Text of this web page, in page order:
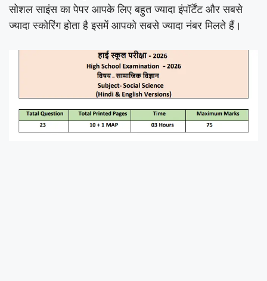
सोशल साइंस का पेपर आपके लिए बहुत ज्यादा इंपॉर्टेंट और सबसे
ज्यादा स्कोरिंग होता है इसमें आपको सबसे ज्यादा नंबर मिलते हैं।